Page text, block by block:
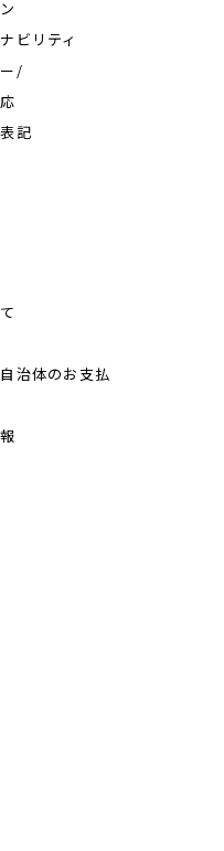
ビリティ
/
記
治体のお支払